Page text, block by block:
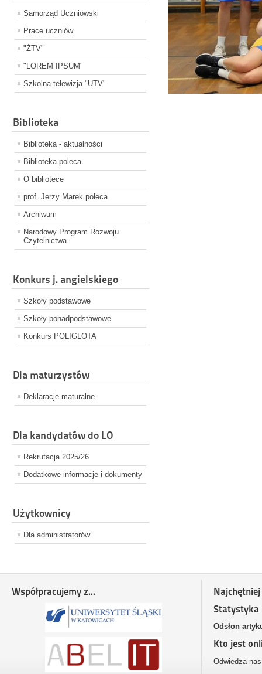
Samorząd Uczniowski
Prace uczniów
"ŻTV"
"LOREM IPSUM"
Szkolna telewizja "UTV"
Biblioteka
Biblioteka - aktualności
Biblioteka poleca
O bibliotece
prof. Jerzy Marek poleca
Archiwum
Narodowy Program Rozwoju
Czytelnictwa
Konkurs j. angielskiego
Szkoły podstawowe
Szkoły ponadpodstawowe
Konkurs POLIGLOTA
Dla maturzystów
Deklaracje maturalne
Dla kandydatów do LO
Rekrutacja 2025/26
Dodatkowe informacje i dokumenty
Użytkownicy
Dla administratorów
Współpracujemy z...
Statystyka
Odsłon
Kto jest
Odwiedza